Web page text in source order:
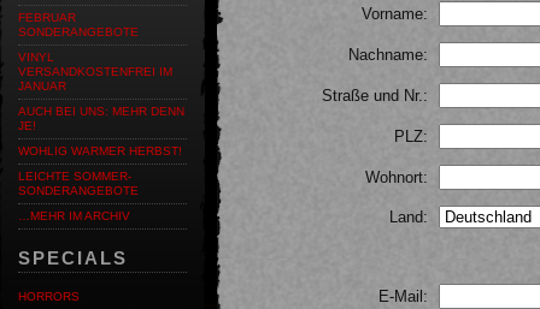
FEBRUAR
SONDERANGEBOTE
VINYL
VERSANDKOSTENFREI IM
JANUAR
AUCH BEI UNS: MEHR DENN
JE!
WOHLIG WARMER HERBST!
LEICHTE SOMMER-
SONDERANGEBOTE
…MEHR IM ARCHIV
SPECIALS
HORRORS
Vorname:
Nachname:
Straße und Nr.:
PLZ:
Wohnort:
Land:
E-Mail: